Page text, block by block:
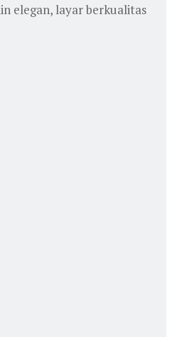
elegan, layar berkualitas